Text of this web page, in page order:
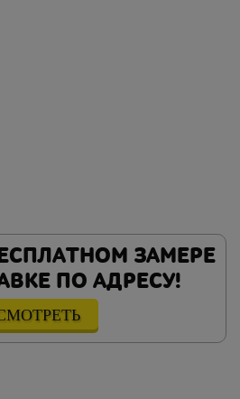
ЗАМЕРЕ
ПО АДРЕСУ!